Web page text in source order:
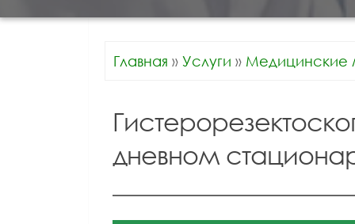
Главная » Услуги » Медицинские
дневном